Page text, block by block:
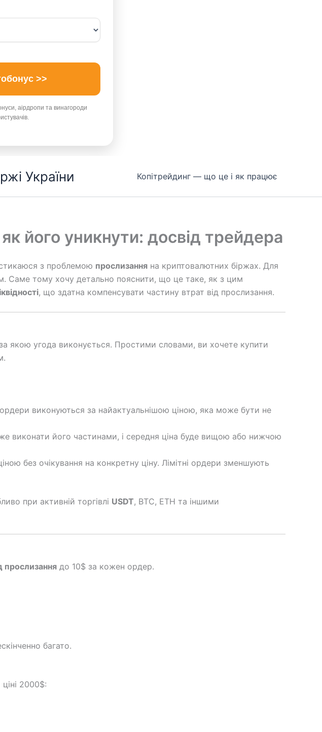
>>
аірдропи та винагороди
України Копітрейдинг — що це і як працює
його уникнути: досвід трейдера
стикаюся з проблемою прослизання на криптовалютних біржах. Для
Саме тому хочу детально пояснити, що це таке, як з цим
, що здатна компенсувати частину втрат від прослизання.
якою угода виконується. Простими словами, ви хочете купити
виконуються за найактуальнішою ціною, яка може бути не
виконати його частинами, і середня ціна буде вищою або нижчою
без очікування на конкретну ціну. Лімітні ордери зменшують
при активній торгівлі USDT, BTC, ETH та іншими
прослизання до 10$ за кожен ордер.
багато.
2000$: